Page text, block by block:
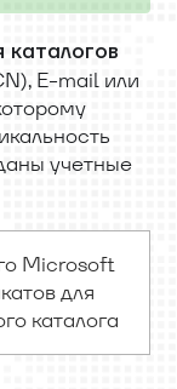
каталогов
E-mail или
учетные
Microsoft
для
каталога